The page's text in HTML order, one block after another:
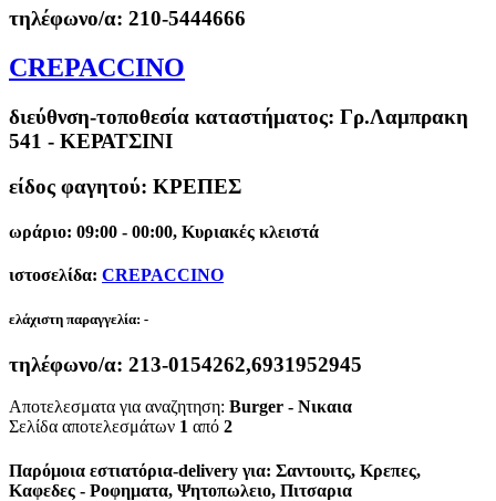
τηλέφωνο/α: 210-5444666
CREPACCINO
διεύθνση-τοποθεσία καταστήματος: Γρ.Λαμπρακη
541 - ΚΕΡΑΤΣΙΝΙ
είδος φαγητού: ΚΡΕΠΕΣ
ωράριο: 09:00 - 00:00, Κυριακές κλειστά
ιστοσελίδα: CREPACCINO
ελάχιστη παραγγελία: -
τηλέφωνο/α: 213-0154262,6931952945
Αποτελεσματα για αναζητηση: Burger - Νικαια
Σελίδα αποτελεσμάτων 1 από 2
Παρόμοια εστιατόρια-delivery για: Σαντουιτς, Κρεπες,
Καφεδες - Ροφηματα, Ψητοπωλειο, Πιτσαρια